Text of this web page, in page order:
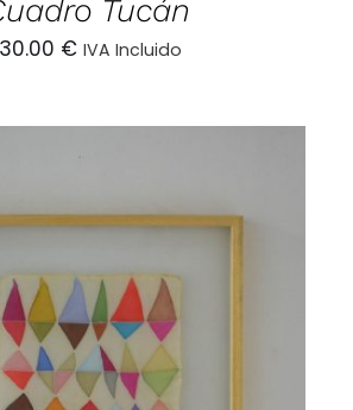
Tucán
€ IVA Incluido
AL CARRITO / DETALLES